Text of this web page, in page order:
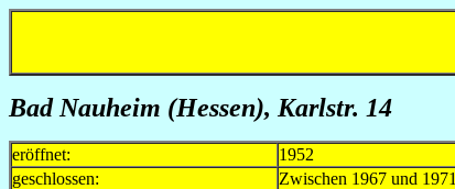
Bad Nauheim (Hessen), Karlstr. 14
eröffnet:
1952
geschlossen:
Zwischen 1967 und 1971